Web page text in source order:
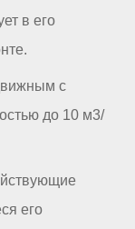
в его
с
до 10 м3/
его